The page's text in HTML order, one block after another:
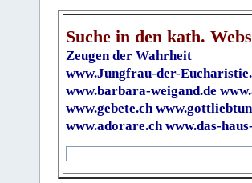
Suche in den kath.
Zeugen der Wahrheit
www.Jungfrau-der-
www.barbara-weigand.de
www.gebete.ch
www.adorare.ch www.das-